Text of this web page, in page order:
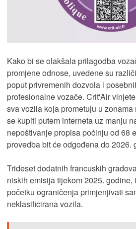
Kako bi se olakšala prilagodba
promjene odnose, uvedene su
poput privremenih dozvola i
profesionalne vozače. Crit'Air
sva vozila koja prometuju u
se kupiti putem interneta uz manju
nepoštivanje propisa počinju od 68
provedba bit će odgođena do 2026.
Trideset dodatnih francuskih
niskih emisija tijekom 2025. godine,
početku ograničenja primjenjivati
neklasificirana vozila.